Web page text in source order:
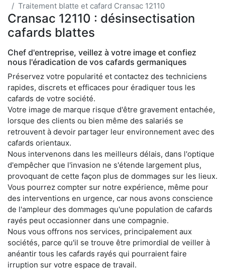
Traitement blatte et cafard Cransac 12110
Cransac 12110 : désinsectisation
cafards blattes
Chef d'entreprise, veillez à votre image et confiez
nous l'éradication de vos cafards germaniques
Préservez votre popularité et contactez des techniciens
rapides, discrets et efficaces pour éradiquer tous les
cafards de votre société.
Votre image de marque risque d'être gravement entachée,
lorsque des clients ou bien même des salariés se
retrouvent à devoir partager leur environnement avec des
cafards orientaux.
Nous intervenons dans les meilleurs délais, dans l'optique
d'empêcher que l'invasion ne s'étende largement plus,
provoquant de cette façon plus de dommages sur les lieux.
Vous pourrez compter sur notre expérience, même pour
des interventions en urgence, car nous avons conscience
de l'ampleur des dommages qu'une population de cafards
rayés peut occasionner dans une compagnie.
Nous vous offrons nos services, principalement aux
sociétés, parce qu'il se trouve être primordial de veiller à
anéantir tous les cafards rayés qui pourraient faire
irruption sur votre espace de travail.